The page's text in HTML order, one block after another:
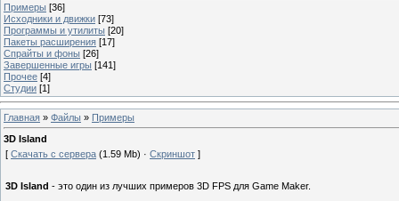
Примеры [36]
Исходники и движки [73]
Программы и утилиты [20]
Пакеты расширения [17]
Спрайты и фоны [26]
Завершенные игры [141]
Прочее [4]
Студии [1]
Главная » Файлы » Примеры
3D Island
[ Скачать с сервера (1.59 Mb) · Скриншот ]
3D Island - это один из лучших примеров 3D FPS для Game Maker.